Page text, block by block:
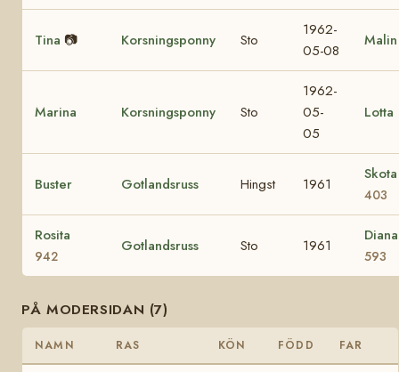
Tina 📷 Korsningsponny Sto
1962-
05-08
Malin
Marina Korsningsponny Sto
1962-
05-
05
Lotta
Buster Gotlandsruss Hingst 1961
Skota
403
Rosita
942
Gotlandsruss Sto 1961
Diana
593
PÅ MODERSIDAN (7)
NAMN RAS KÖN FÖDD FAR